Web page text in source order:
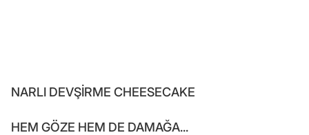
NARLI DEVŞİRME CHEESECAKE
HEM GÖZE HEM DE DAMAĞA...